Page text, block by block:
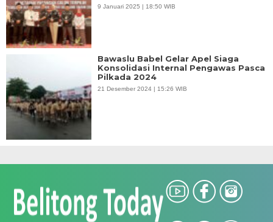
9 Januari 2025 | 18:50 WIB
Bawaslu Babel Gelar Apel Siaga
Konsolidasi Internal Pengawas Pasca
Pilkada 2024
21 Desember 2024 | 15:26 WIB